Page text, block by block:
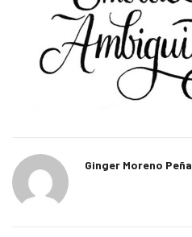
Ginger Moreno Peña